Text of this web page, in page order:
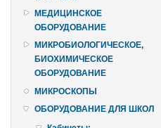
МЕДИЦИНСКОЕ
ОБОРУДОВАНИЕ
МИКРОБИОЛОГИЧЕСКОЕ,
БИОХИМИЧЕСКОЕ
ОБОРУДОВАНИЕ
МИКРОСКОПЫ
ОБОРУДОВАНИЕ ДЛЯ ШКОЛ